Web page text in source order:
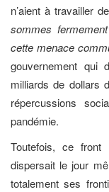
n’aient à travailler
sommes
cette menace
gouvernement qui
milliards de dollars
répercussions
pandémie.
Toutefois, ce
dispersait le jour
totalement ses